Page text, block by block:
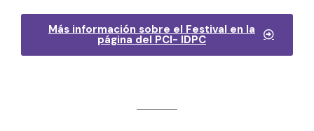
Más información sobre el Festival en la
página del PCI- IDPC